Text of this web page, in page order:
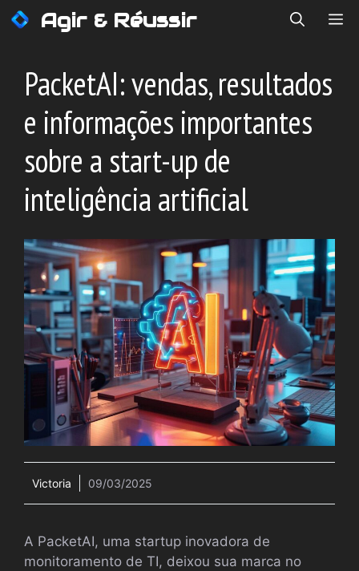
Saltar
para
conteúdo
Agir & Réussir
PacketAI: vendas, resultados
e informações importantes
sobre a start-up de
inteligência artificial
Victoria 09/03/2025
A PacketAI, uma startup inovadora de
monitoramento de TI, deixou sua marca no